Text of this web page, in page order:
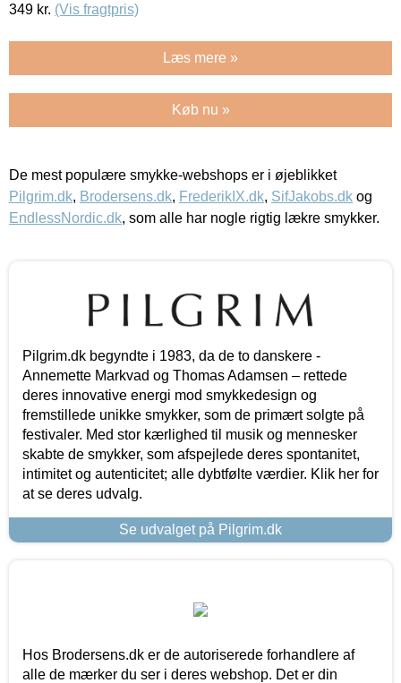
349 kr. (Vis fragtpris)
Læs mere »
Køb nu »
De mest populære smykke-webshops er i øjeblikket
Pilgrim.dk, Brodersens.dk, FrederikIX.dk, SifJakobs.dk og
EndlessNordic.dk, som alle har nogle rigtig lækre smykker.
Pilgrim.dk begyndte i 1983, da de to danskere -
Annemette Markvad og Thomas Adamsen – rettede
deres innovative energi mod smykkedesign og
fremstillede unikke smykker, som de primært solgte på
festivaler. Med stor kærlighed til musik og mennesker
skabte de smykker, som afspejlede deres spontanitet,
intimitet og autenticitet; alle dybtfølte værdier. Klik her for
at se deres udvalg.
Se udvalget på Pilgrim.dk
Hos Brodersens.dk er de autoriserede forhandlere af
alle de mærker du ser i deres webshop. Det er din